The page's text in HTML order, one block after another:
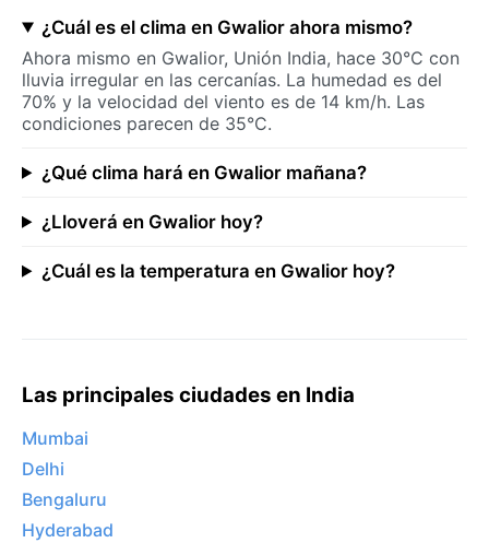
¿Cuál es el clima en Gwalior ahora mismo?
Ahora mismo en Gwalior, Unión India, hace 30°C con
lluvia irregular en las cercanías. La humedad es del
70% y la velocidad del viento es de 14 km/h. Las
condiciones parecen de 35°C.
¿Qué clima hará en Gwalior mañana?
¿Lloverá en Gwalior hoy?
¿Cuál es la temperatura en Gwalior hoy?
Las principales ciudades en India
Mumbai
Delhi
Bengaluru
Hyderabad